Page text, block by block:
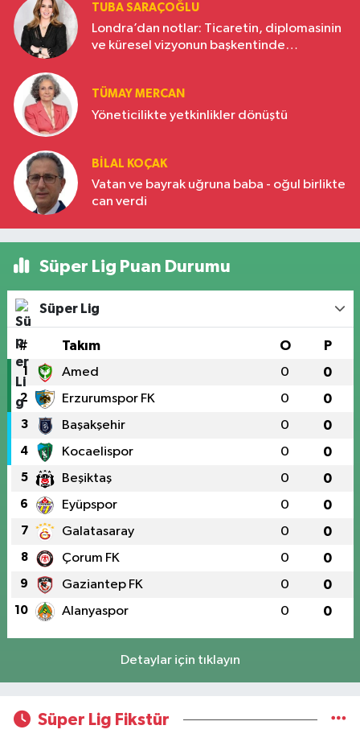
TUBA SARAÇOĞLU
Londra’dan notlar: Ticaretin, diplomasinin
ve küresel vizyonun başkentinde
TÜMAY MERCAN
Yöneticilikte yetkinlikler dönüştü
BILAL KOÇAK
Vatan ve bayrak uğruna baba - oğul birlikte
can verdi
Süper Lig Puan Durumu
Süper Lig
# Takım O P
1 Amed 0 0
2 Erzurumspor FK 0 0
3 Başakşehir 0 0
4 Kocaelispor 0 0
5 Beşiktaş 0 0
6 Eyüpspor 0 0
7 Galatasaray 0 0
8 Çorum FK 0 0
9 Gaziantep FK 0 0
10 Alanyaspor 0 0
Detaylar için tıklayın
Süper Lig Fikstür